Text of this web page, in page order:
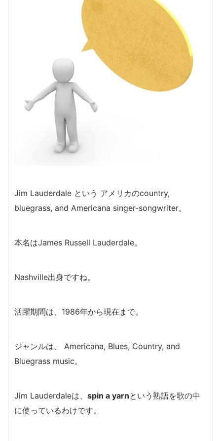
Jim Lauderdale という アメリカのcountry,
bluegrass, and Americana singer-songwriter。
本名はJames Russell Lauderdale。
Nashville出身ですね。
活躍期間は、1986年から現在まで。
ジャンルは、 Americana, Blues, Country, and
Bluegrass music。
Jim Lauderdaleは、 spin a yarnという熟語を歌の中
に使っているわけです。